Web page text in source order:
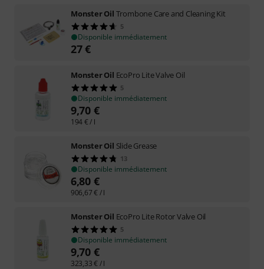
Monster Oil Trombone Care and Cleaning Kit
5
Disponible immédiatement
27€
Monster Oil EcoPro Lite Valve Oil
5
Disponible immédiatement
9,70 €
194€/ l
Monster Oil Slide Grease
13
Disponible immédiatement
6,80 €
906,67€ / l
Monster Oil EcoPro Lite Rotor Valve Oil
5
Disponible immédiatement
9,70 €
323,33€ / l